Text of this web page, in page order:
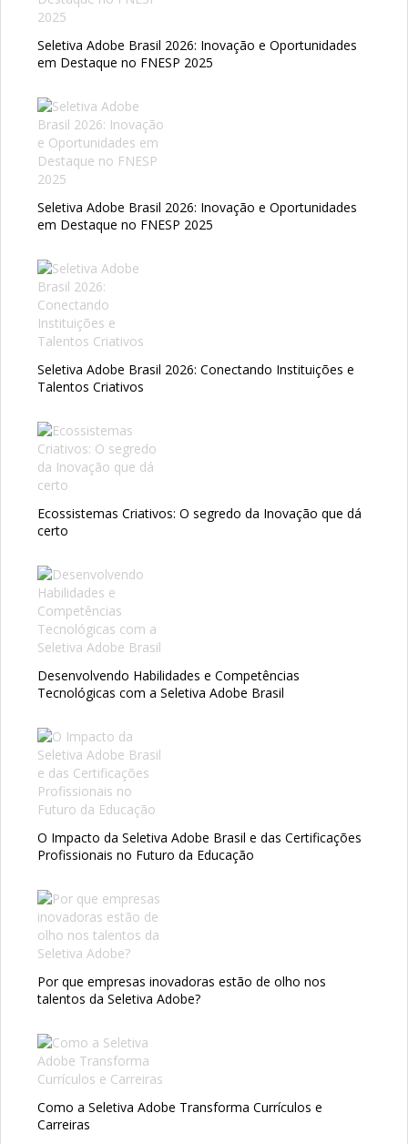
Seletiva Adobe Brasil 2026: Inovação e Oportunidades
em Destaque no FNESP 2025
Seletiva Adobe Brasil 2026: Inovação e Oportunidades
em Destaque no FNESP 2025
Seletiva Adobe Brasil 2026: Conectando Instituições e
Talentos Criativos
Ecossistemas Criativos: O segredo da Inovação que dá
certo
Desenvolvendo Habilidades e Competências
Tecnológicas com a Seletiva Adobe Brasil
O Impacto da Seletiva Adobe Brasil e das Certificações
Profissionais no Futuro da Educação
Por que empresas inovadoras estão de olho nos
talentos da Seletiva Adobe?
Como a Seletiva Adobe Transforma Currículos e
Carreiras